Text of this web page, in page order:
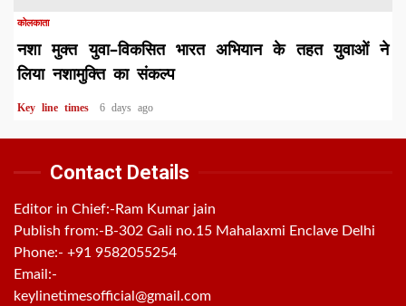
कोलकाता
नशा मुक्त युवा–विकसित भारत अभियान के तहत युवाओं ने
लिया नशामुक्ति का संकल्प
Key line times 6 days ago
Contact Details
Editor in Chief:-Ram Kumar jain
Publish from:- B-302 Gali no.15 Mahalaxmi Enclave Delhi
Phone:- +91 9582055254
Email:-
keylinetimesofficial@gmail.com